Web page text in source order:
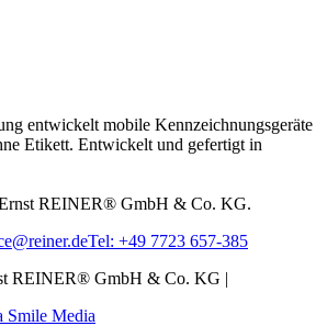
entwickelt mobile Kennzeichnungsgeräte
Etikett. Entwickelt und gefertigt in
REINER® GmbH & Co. KG.
Tel: +49 7723 657-385
REINER® GmbH & Co. KG |
Smile Media